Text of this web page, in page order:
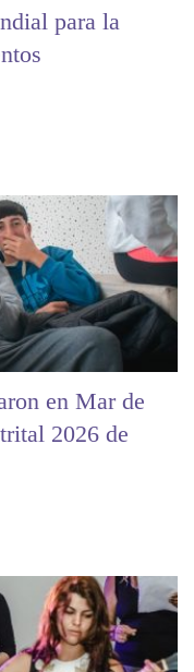
para la
en Mar de
2026 de